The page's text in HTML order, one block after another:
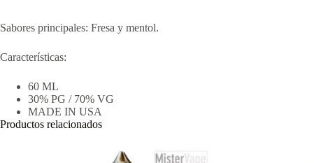
Sabores principales: Fresa y mentol.
Características:
60 ML
30% PG / 70% VG
MADE IN USA
Productos relacionados